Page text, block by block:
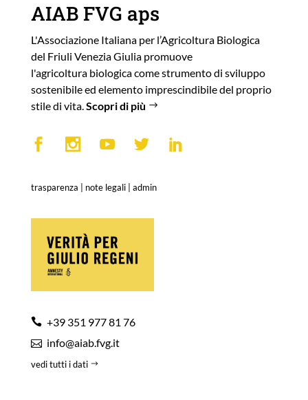
AIAB FVG aps
L'Associazione Italiana per l’Agricoltura Biologica
del Friuli Venezia Giulia promuove
l'agricoltura biologica come strumento di sviluppo
sostenibile ed elemento imprescindibile del proprio
stile di vita.Scopri di più
trasparenza note legali| admin
+39 351 977 81 76
info@aiab.fvg.it
vedi tutti i dati